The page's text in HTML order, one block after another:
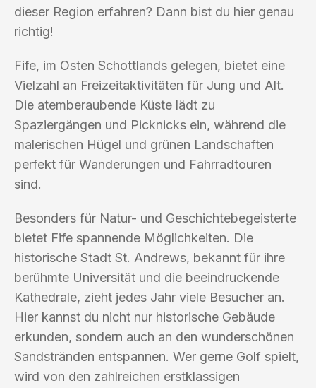
dieser Region erfahren? Dann bist du hier genau
richtig!
Fife, im Osten Schottlands gelegen, bietet eine
Vielzahl an Freizeitaktivitäten für Jung und Alt.
Die atemberaubende Küste lädt zu
Spaziergängen und Picknicks ein, während die
malerischen Hügel und grünen Landschaften
perfekt für Wanderungen und Fahrradtouren
sind.
Besonders für Natur- und Geschichtebegeisterte
bietet Fife spannende Möglichkeiten. Die
historische Stadt St. Andrews, bekannt für ihre
berühmte Universität und die beeindruckende
Kathedrale, zieht jedes Jahr viele Besucher an.
Hier kannst du nicht nur historische Gebäude
erkunden, sondern auch an den wunderschönen
Sandstränden entspannen. Wer gerne Golf spielt,
wird von den zahlreichen erstklassigen